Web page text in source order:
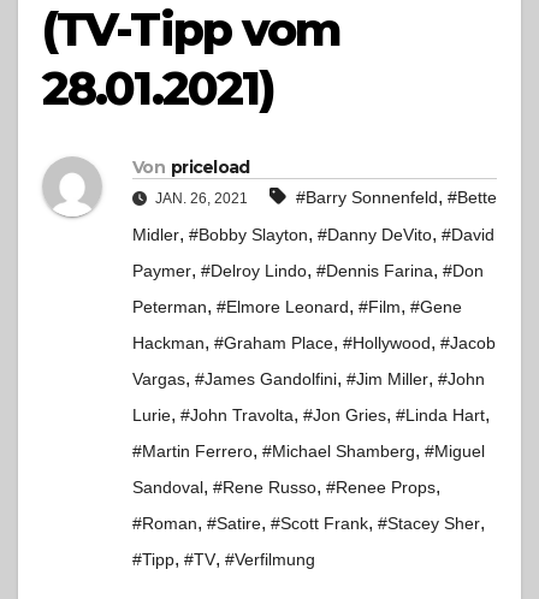
(TV-Tipp vom
28.01.2021)
Von priceload
JAN. 26, 2021 #Barry Sonnenfeld, #Bette
Midler, #Bobby Slayton, #Danny DeVito, #David
Paymer, #Delroy Lindo, #Dennis Farina, #Don
Peterman, #Elmore Leonard, #Film, #Gene
Hackman, #Graham Place, #Hollywood, #Jacob
Vargas, #James Gandolfini, #Jim Miller, #John
Lurie, #John Travolta, #Jon Gries, #Linda Hart,
#Martin Ferrero, #Michael Shamberg, #Miguel
Sandoval, #Rene Russo, #Renee Props,
#Roman, #Satire, #Scott Frank, #Stacey Sher,
#Tipp, #TV, #Verfilmung